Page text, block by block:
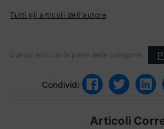
Tutti gli articoli dell'autore
Questo articolo fa parte delle categorie:
Condividi
Articoli